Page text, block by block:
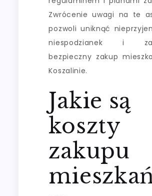
Zwrócenie uwagi na te
pozwoli uniknąć
niespodzianek i
bezpieczny zakup
Koszalinie.
Jakie są
koszty
zakupu